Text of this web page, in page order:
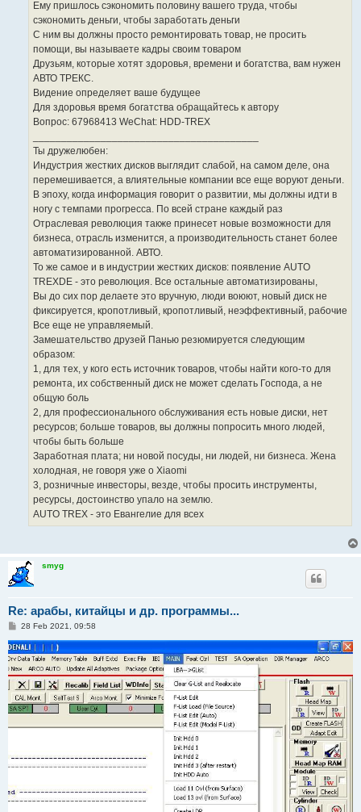
Ему пришлось сэкономить половину вашего труда, чтобы
сэкономить деньги, чтобы заработать деньги
С ним вы должны просто ремонтировать товар, не просить
помощи, вы называете кадры своим товаром
Друзьям, которые хотят здоровья, времени и богатства, вам нужен
АВТО ТРЕКС.
Видение определяет ваше будущее
Для здоровья время богатства обращайтесь к автору
Вопрос: 67968413 WeChat: HDD-TREX
Ты дружелюбен:
Индустрия жестких дисков выглядит слабой, на самом деле, она
перемешивается, а влиятельные компании все еще воруют деньги.
В эпоху, когда информация говорит о развитии, мы должны идти в
ногу с темпами прогресса. По всей стране каждый раз
Отраслевая революция также принесет новые возможности для
бизнеса, отрасль изменится, а производительность станет более
автоматизированной. АВТО.
То же самое и в индустрии жестких дисков: появление AUTO
TREXDE - это революция. Все остальные автоматизированы,
Вы до сих пор делаете это вручную, люди воюют, новый диск не
фиксируется, кропотливый, кропотливый, неэффективный, рабочие
Все еще не управляемый.
Замешательство друзей Панью резюмируется следующим
образом:
1, для тех, у кого есть источник товаров, чтобы найти кого-то для
ремонта, их собственный диск не может сделать Господа, а не
общую боль
2, для профессионального обслуживания есть новые диски, нет
ресурсов; больше товаров, вы должны попросить много людей,
чтобы быть больше
Заработная плата; ни новой посуды, ни людей, ни бизнеса. Жена
холодная, не говоря уже о Xiaomi
3, розничные инвесторы, везде, чтобы просить инструменты,
ресурсы, достоинство упало на землю.
AUTO TREX - это Евангелие для всех
smyg
Re: арабы, китайцы и др. программы...
P
s
t
28 Feb 2021, 09:58